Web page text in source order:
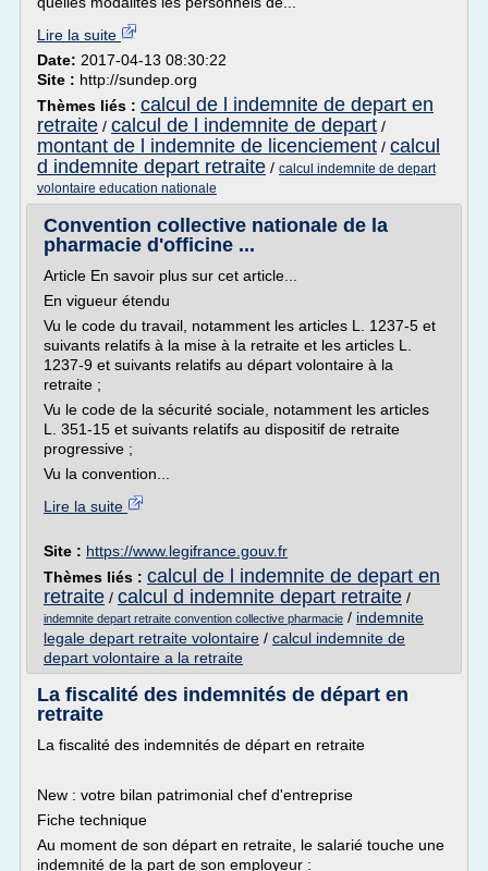
Lire la suite
Date: 2017-04-13 08:30:22
Site : http://sundep.org
Thèmes liés : calcul de l indemnite de depart en
retraite / calcul de l indemnite de depart /
montant de l indemnite de licenciement / calcul
d indemnite depart retraite / calcul indemnite de depart
volontaire education nationale
Convention collective nationale de la
pharmacie d'officine ...
Article En savoir plus sur cet article...
En vigueur étendu
Vu le code du travail, notamment les articles L. 1237-5 et
suivants relatifs à la mise à la retraite et les articles L.
1237-9 et suivants relatifs au départ volontaire à la
retraite ;
Vu le code de la sécurité sociale, notamment les articles
L. 351-15 et suivants relatifs au dispositif de retraite
progressive ;
Vu la convention...
Lire la suite
Site : https://www.legifrance.gouv.fr
Thèmes liés : calcul de l indemnite de depart en
retraite / calcul d indemnite depart retraite /
indemnite depart retraite convention collective pharmacie / indemnite
legale depart retraite volontaire / calcul indemnite de
depart volontaire a la retraite
La fiscalité des indemnités de départ en
retraite
La fiscalité des indemnités de départ en retraite
New : votre bilan patrimonial chef d'entreprise
Fiche technique
Au moment de son départ en retraite, le salarié touche une
indemnité de la part de son employeur :